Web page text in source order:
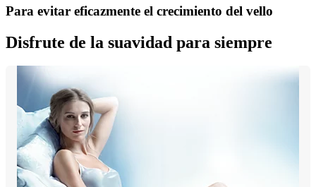
Para evitar eficazmente el crecimiento del vello
Disfrute de la suavidad para siempre